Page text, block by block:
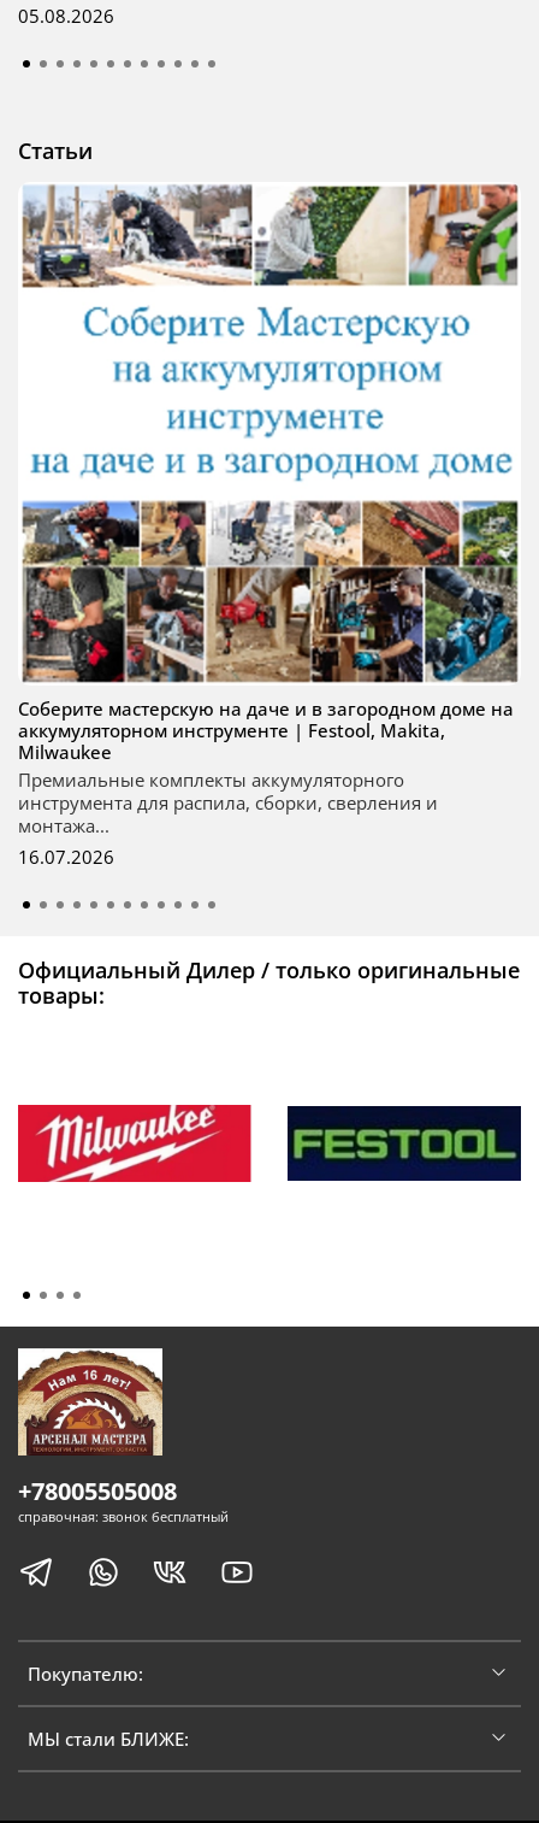
05.08.2026
Статьи
Соберите мастерскую на даче и в загородном доме на
аккумуляторном инструменте | Festool, Makita,
Milwaukee
Премиальные комплекты аккумуляторного
инструмента для распила, сборки, сверления и
монтажа...
16.07.2026
Официальный Дилер / только оригинальные
товары:
Покупателю:
МЫ стали БЛИЖЕ:
+78005505008
справочная: звонок бесплатный